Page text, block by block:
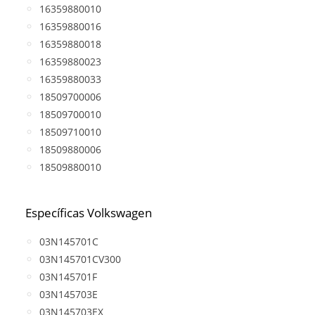
16359880010
16359880016
16359880018
16359880023
16359880033
18509700006
18509700010
18509710010
18509880006
18509880010
Específicas Volkswagen
03N145701C
03N145701CV300
03N145701F
03N145703E
03N145703EX